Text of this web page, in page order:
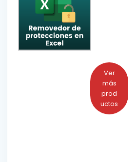
Ver
más
prod
uctos